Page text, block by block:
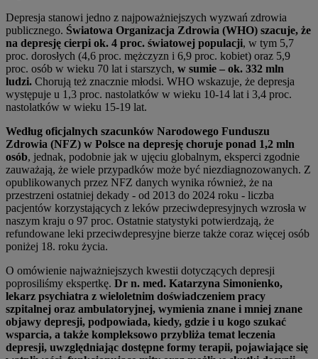
Depresja stanowi jedno z najpoważniejszych wyzwań zdrowia
publicznego. Światowa Organizacja Zdrowia (WHO) szacuje, że
na depresję cierpi ok. 4 proc. światowej populacji, w tym 5,7
proc. dorosłych (4,6 proc. mężczyzn i 6,9 proc. kobiet) oraz 5,9
proc. osób w wieku 70 lat i starszych, w sumie – ok. 332 mln
ludzi. Chorują też znacznie młodsi. WHO wskazuje, że depresja
występuje u 1,3 proc. nastolatków w wieku 10-14 lat i 3,4 proc.
nastolatków w wieku 15-19 lat.
Według oficjalnych szacunków Narodowego Funduszu
Zdrowia (NFZ) w Polsce na depresję choruje ponad 1,2 mln
osób, jednak, podobnie jak w ujęciu globalnym, eksperci zgodnie
zauważają, że wiele przypadków może być niezdiagnozowanych. Z
opublikowanych przez NFZ danych wynika również, że na
przestrzeni ostatniej dekady - od 2013 do 2024 roku - liczba
pacjentów korzystających z leków przeciwdepresyjnych wzrosła w
naszym kraju o 97 proc. Ostatnie statystyki potwierdzają, że
refundowane leki przeciwdepresyjne bierze także coraz więcej osób
poniżej 18. roku życia.
O omówienie najważniejszych kwestii dotyczących depresji
poprosiliśmy ekspertkę. Dr n. med. Katarzyna Simonienko,
lekarz psychiatra z wieloletnim doświadczeniem pracy
szpitalnej oraz ambulatoryjnej, wymienia znane i mniej znane
objawy depresji, podpowiada, kiedy, gdzie i u kogo szukać
wsparcia, a także kompleksowo przybliża temat leczenia
depresji, uwzględniając dostępne formy terapii, pojawiające się